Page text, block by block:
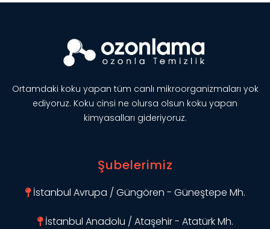
Ortamdaki koku yapan tüm canlı mikroorganizmaları yok
ediyoruz. Koku cinsi ne olursa olsun koku yapan
kimyasalları gideriyoruz.
Şubelerimiz
İstanbul Avrupa / Güngören - Güneştepe Mh.
İstanbul Anadolu / Ataşehir - Atatürk Mh.